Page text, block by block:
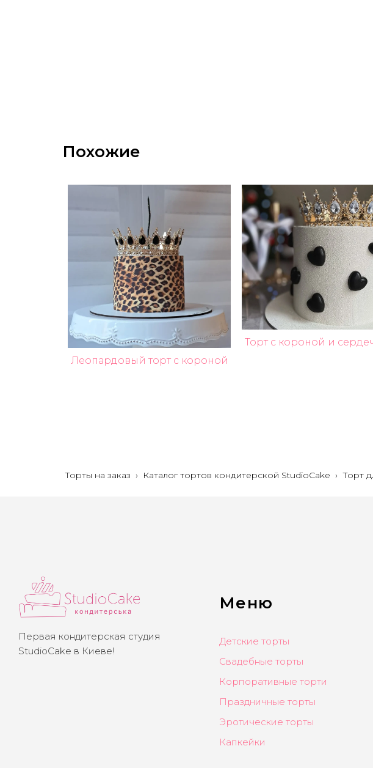
Похожие
Леопардовый торт с короной
Торт с короной и
Торты на заказ › Каталог тортов кондитерской StudioCake › Торт
Первая кондитерская студия
StudioCake в Киеве!
Меню
Детские торты
Свадебные торты
Корпоративные торти
Праздничные торты
Эротические торты
Капкейки